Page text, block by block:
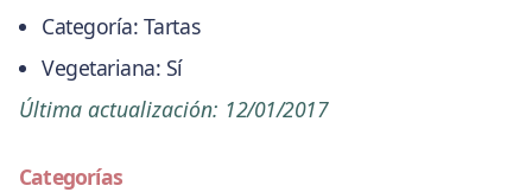
Categoría: Tartas
Vegetariana: Sí
Última actualización: 12/01/2017
Categorías